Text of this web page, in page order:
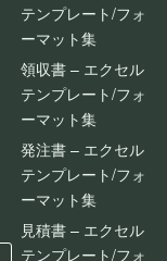
テンプレート/フォ
ーマット集
領収書 – エクセル
テンプレート/フォ
ーマット集
発注書 – エクセル
テンプレート/フォ
ーマット集
見積書 – エクセル
テンプレート/フォ